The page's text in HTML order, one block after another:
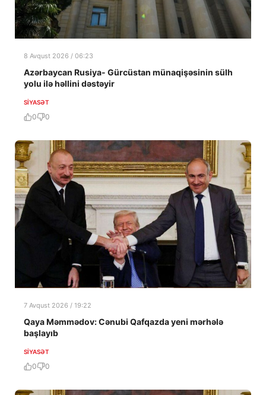
8 Avqust 2026 / 06:23
Azərbaycan Rusiya- Gürcüstan münaqişəsinin sülh
yolu ilə həllini dəstəyir
SIYASƏT
0 0
7 Avqust 2026 / 19:22
Qaya Məmmədov: Cənubi Qafqazda yeni mərhələ
başlayıb
SIYASƏT
0 0